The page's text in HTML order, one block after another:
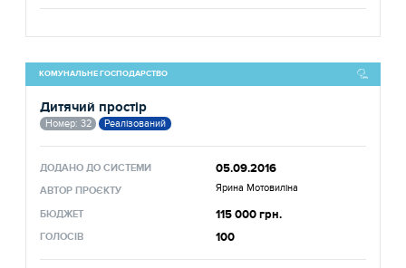
КОМУНАЛЬНЕ ГОСПОДАРСТВО
Дитячий простір
Номер: 32 Реалізований
ДОДАНО ДО СИСТЕМИ 05.09.2016
АВТОР ПРОЄКТУ Ярина Мотовиліна
БЮДЖЕТ 115 000 грн.
ГОЛОСІВ 100